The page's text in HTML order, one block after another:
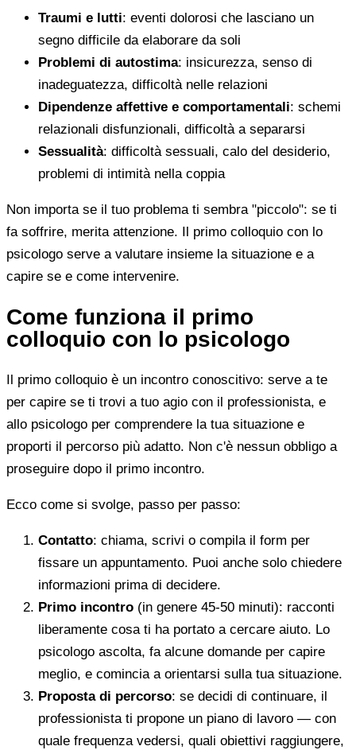
Traumi e lutti: eventi dolorosi che lasciano un
segno difficile da elaborare da soli
Problemi di autostima: insicurezza, senso di
inadeguatezza, difficoltà nelle relazioni
Dipendenze affettive e comportamentali: schemi
relazionali disfunzionali, difficoltà a separarsi
Sessualità: difficoltà sessuali, calo del desiderio,
problemi di intimità nella coppia
Non importa se il tuo problema ti sembra "piccolo": se ti
fa soffrire, merita attenzione. Il primo colloquio con lo
psicologo serve a valutare insieme la situazione e a
capire se e come intervenire.
Come funziona il primo
colloquio con lo psicologo
Il primo colloquio è un incontro conoscitivo: serve a te
per capire se ti trovi a tuo agio con il professionista, e
allo psicologo per comprendere la tua situazione e
proporti il percorso più adatto. Non c'è nessun obbligo a
proseguire dopo il primo incontro.
Ecco come si svolge, passo per passo:
Contatto: chiama, scrivi o compila il form per
fissare un appuntamento. Puoi anche solo chiedere
informazioni prima di decidere.
Primo incontro (in genere 45-50 minuti): racconti
liberamente cosa ti ha portato a cercare aiuto. Lo
psicologo ascolta, fa alcune domande per capire
meglio, e comincia a orientarsi sulla tua situazione.
Proposta di percorso: se decidi di continuare, il
professionista ti propone un piano di lavoro — con
quale frequenza vedersi, quali obiettivi raggiungere,